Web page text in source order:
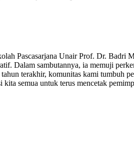
Pascasarjana Unair Prof. Dr. Badri
Dalam sambutannya, ia memuji
terakhir, komunitas kami tumbuh
kita semua untuk terus mencetak